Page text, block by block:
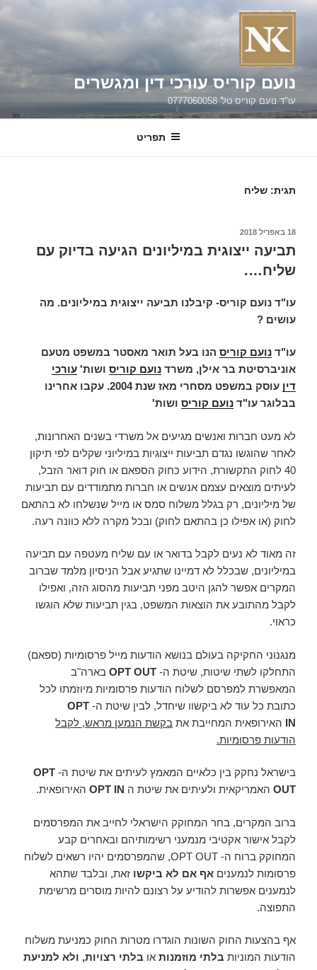
דילוג
נועם קוריס עורכי דין ומגשרים
עו"ד נועם קוריס טל' 0777060058
תפריט
תגית: שליח
פורסם
18 באפריל 2018
תביעה ייצוגית במיליונים הגיעה בדיוק עם
שליח….
עו"ד נועם קוריס- קיבלנו תביעה ייצוגית במיליונים. מה
עושים ?
עו"ד נועם קוריס הנו בעל תואר מאסטר במשפט מטעם
אוניברסיטת בר אילן, משרד נועם קוריס ושות' עורכי
דין
עוסק במשפט מסחרי מאז שנת 2004. עקבו אחרינו
בבלוגר עו"ד נועם קוריס ושות'
לא מעט חברות ואנשים מגיעים אל משרדי בשנים האחרונות,
לאחר שהוגשו נגדם תביעות ייצוגיות במיליוני שקלים לפי תיקון
40 לחוק התקשורת, הידוע כחוק הספאם או חוק דואר הזבל,
לעיתים מוצאים עצמם אנשים או חברות מתמודדים עם תביעות
של מיליונים, רק בגלל משלוח סמס או מייל שנשלחו לא בהתאם
לחוק (או אפילו כן בהתאם לחוק) ובכל מקרה ללא כוונה רעה.
זה מאוד לא נעים לקבל בדואר או עם שליח מעטפה עם תביעה
במיליונים, שבכלל לא דמיינו שתגיע אבל הניסיון מלמד שברוב
המקרים אפשר להגן היטב מפני תביעות מהסוג הזה, ואפילו
לקבל מהתובע את הוצאות המשפט, בגין תביעות שלא הוגשו
כראוי.
מנגנוני החקיקה בעולם בנושא הודעות מייל פרסומיות (ספאם)
התחלקו לשתי שיטות, שיטת ה- OPT OUT בארה"ב
המאפשרת למפרסם לשלוח הודעות פרסומיות מיוזמתו לכל
כתובת כל עוד לא ביקשוו שיחדל, לבין שיטת ה- OPT
IN האירופאית המחייבת את בקשת הנמען מראש, לקבל
הודעות פרסומיות.
בישראל נחקק בין כלאיים המאמץ לעיתים את שיטת ה- OPT
OUT האמריקאית ולעיתים את שיטת ה OPT IN האירופאית.
ברוב המקרים, בחר המחוקק הישראלי לחייב את המפרסמים
לקבל אישור אקטיבי מנמעני רשימותיהם ובאחרים קבע
המחוקק ברוח ה- OPT OUT, שהמפרסמים יהיו רשאים לשלוח
פרסומות לנמענים אף אם לא ביקשו זאת, ובלבד שתהא
לנמענים אפשרות להודיע על רצונם להיות מוסרים מרשימת
התפוצה.
אף בהצעות החוק השונות הוגדרו מטרות החוק כמניעת משלוח
הודעות המוניות בלתי מוזמנות או בלתי רצויות, ולא למניעת